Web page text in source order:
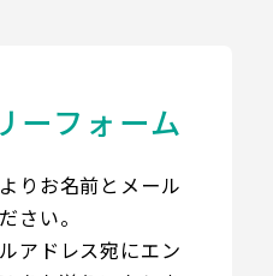
ーフォーム
りお名前とメール
さい。
アドレス宛にエン